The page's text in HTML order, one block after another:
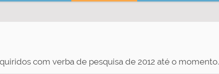
com verba de pesquisa de 2012 até o momento.